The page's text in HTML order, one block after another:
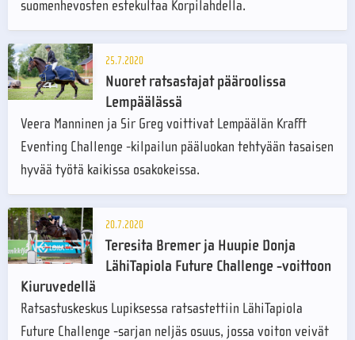
suomenhevosten estekultaa Korpilahdella.
25.7.2020
Nuoret ratsastajat pääroolissa
Lempäälässä
Veera Manninen ja Sir Greg voittivat Lempäälän Krafft
Eventing Challenge -kilpailun pääluokan tehtyään tasaisen
hyvää työtä kaikissa osakokeissa.
20.7.2020
Teresita Bremer ja Huupie Donja
LähiTapiola Future Challenge -voittoon
Kiuruvedellä
Ratsastuskeskus Lupiksessa ratsastettiin LähiTapiola
Future Challenge -sarjan neljäs osuus, jossa voiton veivät